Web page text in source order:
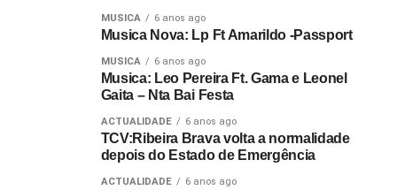
MUSICA 6 anos ago
Musica Nova: Lp Ft Amarildo -Passport
MUSICA 6 anos ago
Musica: Leo Pereira Ft. Gama e Leonel
Gaita – Nta Bai Festa
ACTUALIDADE 6 anos ago
TCV:Ribeira Brava volta a normalidade
depois do Estado de Emergência
ACTUALIDADE 6 anos ago